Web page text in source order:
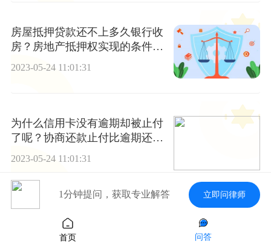
房屋抵押贷款还不上多久银行收
房？房地产抵押权实现的条件都
2023-05-24 11:01:31
为什么信用卡没有逾期却被止付
了呢？协商还款止付比逾期还严
重吗？
2023-05-24 11:01:31
买到过期食品怎么赔偿？不足10
元过期商品怎么赔偿？
1分钟提问，获取专业解答 立即问律师
首页 问答